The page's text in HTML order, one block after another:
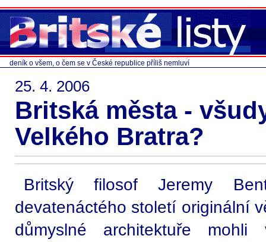
deník o všem, o čem se v České republice příliš nemluví
25. 4. 2006
Britská města -
Velkého Bratra?
Britský filosof Jeremy
devatenáctého století originální
důmyslné architektuře